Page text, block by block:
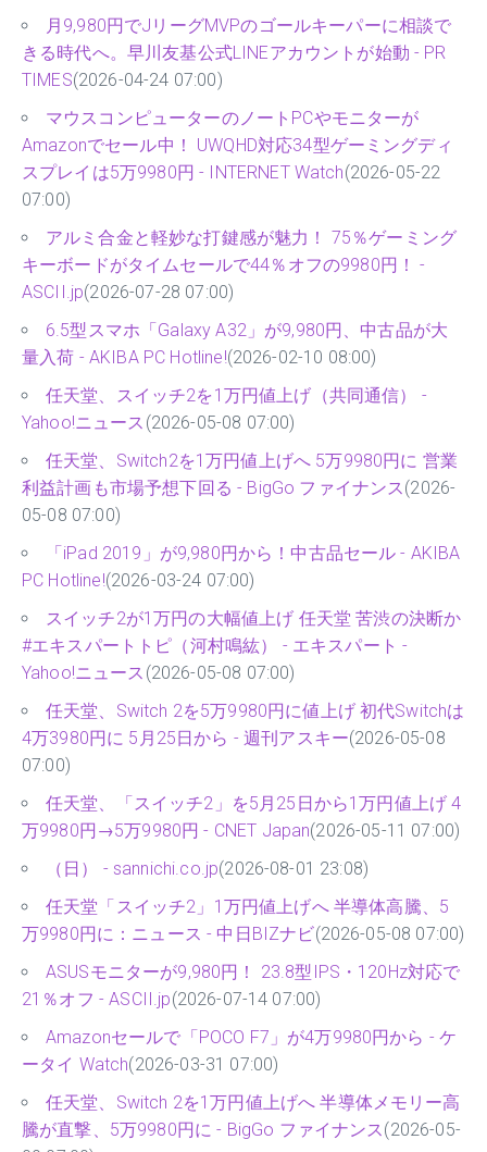
月9,980円でJリーグMVPのゴールキーパーに相談で
きる時代へ。早川友基公式LINEアカウントが始動 - PR
TIMES(2026-04-24 07:00)
マウスコンピューターのノートPCやモニターが
Amazonでセール中！ UWQHD対応34型ゲーミングディ
スプレイは5万9980円 - INTERNET Watch(2026-05-22
07:00)
アルミ合金と軽妙な打鍵感が魅力！ 75％ゲーミング
キーボードがタイムセールで44％オフの9980円！ -
ASCII.jp(2026-07-28 07:00)
6.5型スマホ「Galaxy A32」が9,980円、中古品が大
量入荷 - AKIBA PC Hotline!(2026-02-10 08:00)
任天堂、スイッチ2を1万円値上げ（共同通信） -
Yahoo!ニュース (2026-05-08 07:00)
任天堂、Switch2を1万円値上げへ 5万9980円に 営業
利益計画も市場予想下回る - BigGo ファイナンス(2026-
05-08 07:00)
「iPad 2019」が9,980円から！中古品セール - AKIBA
PC Hotline!(2026-03-24 07:00)
スイッチ2が1万円の大幅値上げ 任天堂 苦渋の決断か
#エキスパートトピ（河村鳴紘） - エキスパート -
Yahoo!ニュース (2026-05-08 07:00)
任天堂、Switch 2を5万9980円に値上げ 初代Switchは
4万3980円に 5月25日から - 週刊アスキー(2026-05-08
07:00)
任天堂、「スイッチ2」を5月25日から1万円値上げ 4
万9980円→5万9980円 - CNET Japan(2026-05-11 07:00)
（日） - sannichi.co.jp(2026-08-01 23:08)
任天堂「スイッチ2」1万円値上げへ 半導体高騰、5
万9980円に：ニュース - 中日BIZナビ(2026-05-08 07:00)
ASUSモニターが9,980円！ 23.8型IPS・120Hz対応で
21％オフ - ASCII.jp(2026-07-14 07:00)
Amazonセールで「POCO F7」が4万9980円から - ケ
ータイ Watch(2026-03-31 07:00)
任天堂、Switch 2を1万円値上げへ 半導体メモリー高
騰が直撃、5万9980円に - BigGo ファイナンス(2026-05-